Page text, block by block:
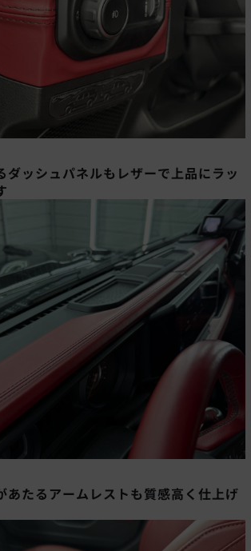
ダッシュパネルもレザーで上品にラッ
あたるアームレストも質感高く仕上げ